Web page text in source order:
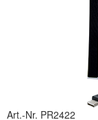
Art.-Nr. PR2422